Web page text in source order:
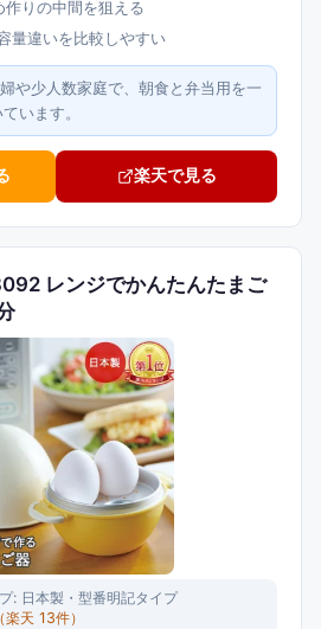
りの中間を狙える
量違いを比較しやすい
や少人数家庭で、朝食と弁当用を一
います。
楽天で見る
レンジでかんたんたまご
: 日本製・型番明記タイプ
（楽天 13件）